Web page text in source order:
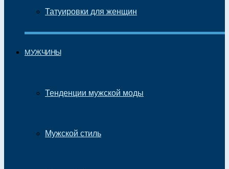
Татуировки для женщин
МУЖЧИНЫ
Тенденции мужской моды
Мужской стиль